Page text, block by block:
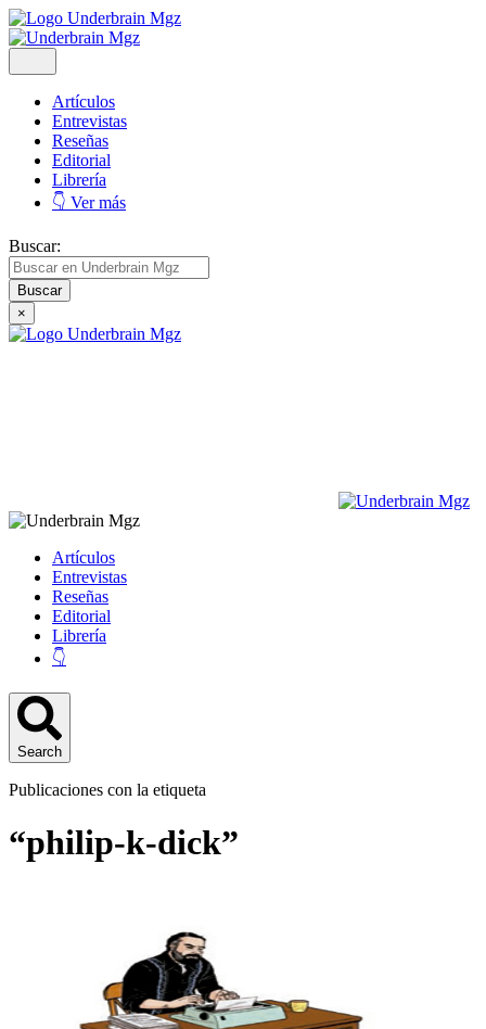
Artículos
Entrevistas
Reseñas
Editorial
Librería
👇 Ver más
Buscar:
×
Artículos
Entrevistas
Reseñas
Editorial
Librería
👇
Search
Publicaciones con la etiqueta
“philip-k-dick”